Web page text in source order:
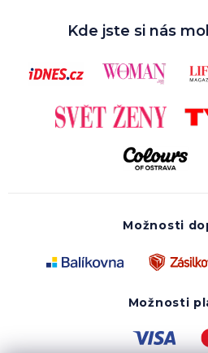
Kde jste si nás
Možnosti
Možnosti